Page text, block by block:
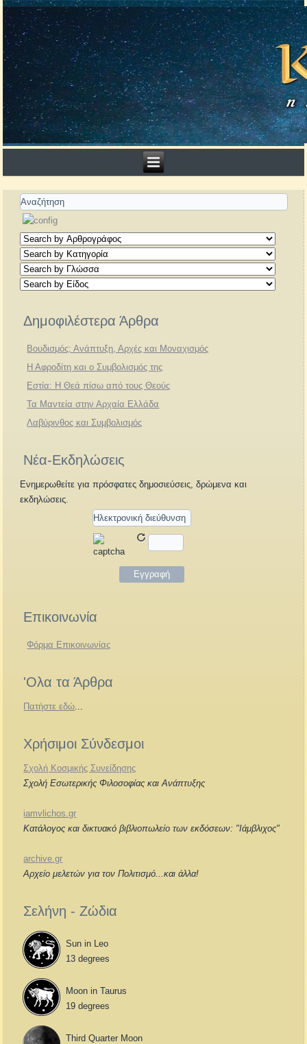
Δημοφιλέστερα Άρθρα
Βουδισμός: Ανάπτυξη, Αρχές και Μοναχισμός
Η Αφροδίτη και ο Συμβολισμός της
Εστία: Η Θεά πίσω από τους Θεούς
Τα Μαντεία στην Αρχαία Ελλάδα
Λαβύρινθος και Συμβολισμός
Νέα-Εκδηλώσεις
Ενημερωθείτε για πρόσφατες δημοσιεύσεις, δρώμενα και
εκδηλώσεις.
Επικοινωνία
Φόρμα Επικοινωνίας
'Ολα τα Άρθρα
Πατήστε εδώ...
Χρήσιμοι Σύνδεσμοι
Σχολή Κοσμικής Συνείδησης
Σχολή Εσωτερικής Φιλοσοφίας και Ανάπτυξης
iamvlichos.gr
Κατάλογος και δικτυακό βιβλιοπωλείο των εκδόσεων: "Ιάμβλιχος"
archive.gr
Αρχείο μελετών για τον Πολιτισμό...και άλλα!
Σελήνη - Ζώδια
Sun in Leo
13 degrees
Moon in Taurus
19 degrees
Third Quarter Moon